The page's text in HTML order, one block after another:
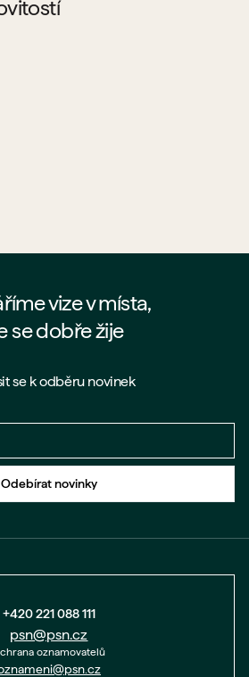
vize v místa,
se dobře žije
se k odběru novinek
Odebírat novinky
+420 221 088 111
psn@psn.cz
oznamovatelů